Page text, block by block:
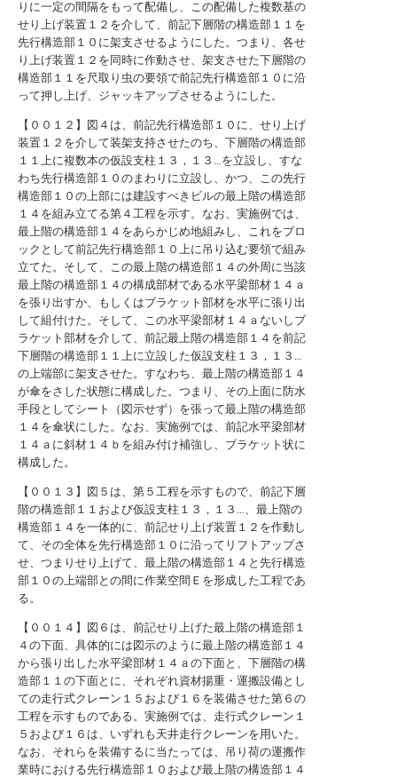
りに一定の間隔をもって配備し、この配備した複数基の
せり上げ装置１２を介して、前記下層階の構造部１１を
先行構造部１０に架支させるようにした。つまり、各せ
り上げ装置１２を同時に作動させ、架支させた下層階の
構造部１１を尺取り虫の要領で前記先行構造部１０に沿
って押し上げ、ジャッキアップさせるようにした。
【００１２】図４は、前記先行構造部１０に、せり上げ
装置１２を介して装架支持させたのち、下層階の構造部
１１上に複数本の仮設支柱１３，１３…を立設し、すな
わち先行構造部１０のまわりに立設し、かつ、この先行
構造部１０の上部には建設すべきビルの最上階の構造部
１４を組み立てる第４工程を示す。なお、実施例では、
最上階の構造部１４をあらかじめ地組みし、これをブロ
ックとして前記先行構造部１０上に吊り込む要領で組み
立てた。そして、この最上階の構造部１４の外周に当該
最上階の構造部１４の構成部材である水平梁部材１４ａ
を張り出すか、もしくはブラケット部材を水平に張り出
して組付けた。そして、この水平梁部材１４ａないしブ
ラケット部材を介して、前記最上階の構造部１４を前記
下層階の構造部１１上に立設した仮設支柱１３，１３…
の上端部に架支させた。すなわち、最上階の構造部１４
が傘をさした状態に構成した。つまり、その上面に防水
手段としてシート（図示せず）を張って最上階の構造部
１４を傘状にした。なお、実施例では、前記水平梁部材
１４ａに斜材１４ｂを組み付け補強し、ブラケット状に
構成した。
【００１３】図５は、第５工程を示すもので、前記下層
階の構造部１１および仮設支柱１３，１３…、最上階の
構造部１４を一体的に、前記せり上げ装置１２を作動し
て、その全体を先行構造部１０に沿ってリフトアップさ
せ、つまりせり上げて、最上階の構造部１４と先行構造
部１０の上端部との間に作業空間Ｅを形成した工程であ
る。
【００１４】図６は、前記せり上げた最上階の構造部１
４の下面、具体的には図示のように最上階の構造部１４
から張り出した水平梁部材１４ａの下面と、下層階の構
造部１１の下面とに、それぞれ資材揚重・運搬設備とし
ての走行式クレーン１５および１６を装備させた第６の
工程を示すものである。実施例では、走行式クレーン１
５および１６は、いずれも天井走行クレーンを用いた。
なお、それらを装備するに当たっては、吊り荷の運搬作
業時における先行構造部１０および最上階の構造部１４